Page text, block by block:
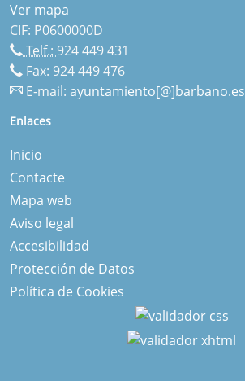
Ver mapa
CIF: P0600000D
Telf.: 924 449 431
Fax: 924 449 476
E-mail: ayuntamiento[@]barbano.es
Enlaces
Inicio
Contacte
Mapa web
Aviso legal
Accesibilidad
Protección de Datos
Política de Cookies